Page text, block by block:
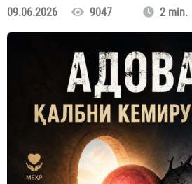
09.06.2026 9047 2 min.